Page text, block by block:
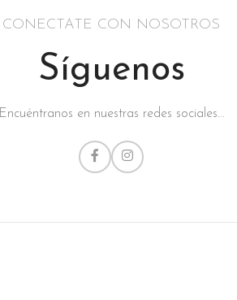
Incluye caja individual.
CONECTATE CON NOSOTROS
Síguenos
Encuéntranos en nuestras redes sociales...